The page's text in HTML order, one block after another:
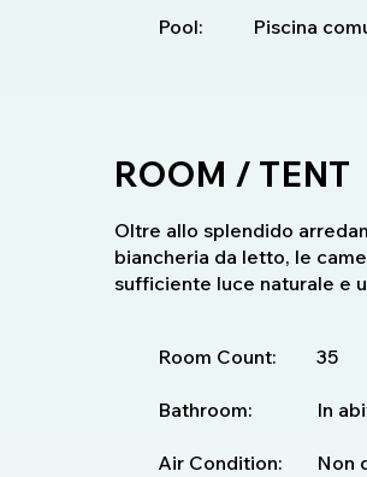
Pool: Piscina
ROOM / TENT
Oltre allo splendido
biancheria da letto, le
sufficiente luce naturale e
Room Count: 35
Bathroom: In
Air Condition: Non